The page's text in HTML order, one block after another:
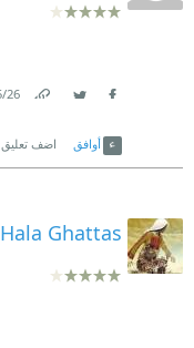
26‏/5‏/2023
أوافق اضف تعليق
Hala Ghattas